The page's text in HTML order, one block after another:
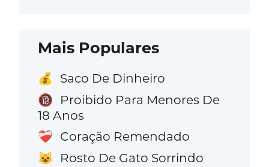
Mais Populares
💰 Saco De Dinheiro
🔞
Proibido Para Menores De
18 Anos
❤️‍🩹 Coração Remendado
😺 Rosto De Gato Sorrindo